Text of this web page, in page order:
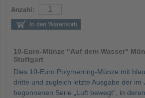
Anzahl:
10-Euro-Münze "Auf dem Wasser"
Stuttgart
Dies 10-Euro Polymerring-Münze mit
dritte und zugleich letzte Ausgabe der im
begonnenen Serie „Luft bewegt“, in